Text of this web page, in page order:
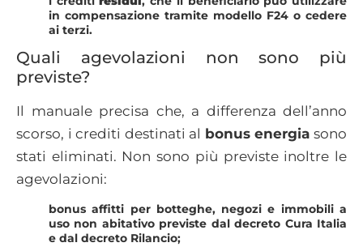
in compensazione tramite modello F24 o cedere
ai terzi.
Quali agevolazioni non sono più
previste?
Il manuale precisa che, a differenza dell’anno
scorso, i crediti destinati al bonus energia sono
stati eliminati. Non sono più previste inoltre le
agevolazioni:
bonus affitti per botteghe, negozi e immobili a
uso non abitativo previste dal decreto Cura Italia
e dal decreto Rilancio;